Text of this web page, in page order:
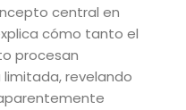
central en
cómo tanto el
procesan
revelando